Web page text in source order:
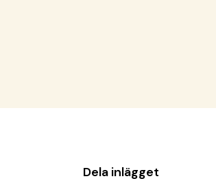
Dela inlägget